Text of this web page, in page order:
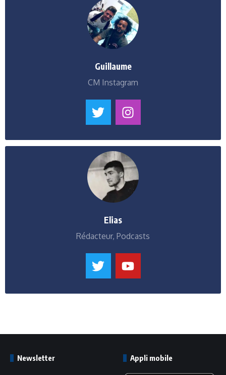
Guillaume
CM Instagram
Elias
Rédacteur, Podcasts
Newsletter Appli mobile